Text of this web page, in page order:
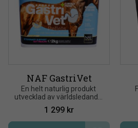
NAF GastriVet
En helt naturlig produkt
utvecklad av världsledande
veterinärer och dietister.
Ger stöd vid förekomsten
av magsår
1 299 kr